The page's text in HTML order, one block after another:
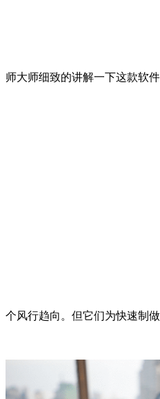
师大师细致的讲解一下这款软
个风行趋向。但它们为快速制